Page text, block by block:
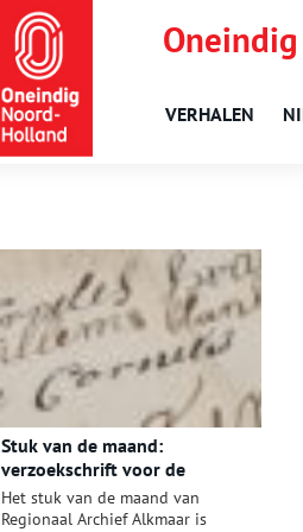
VERHALEN
Stuk van de maand:
verzoekschrift voor de
vroedvrouw
Het stuk van de maand van
Regionaal Archief Alkmaar is